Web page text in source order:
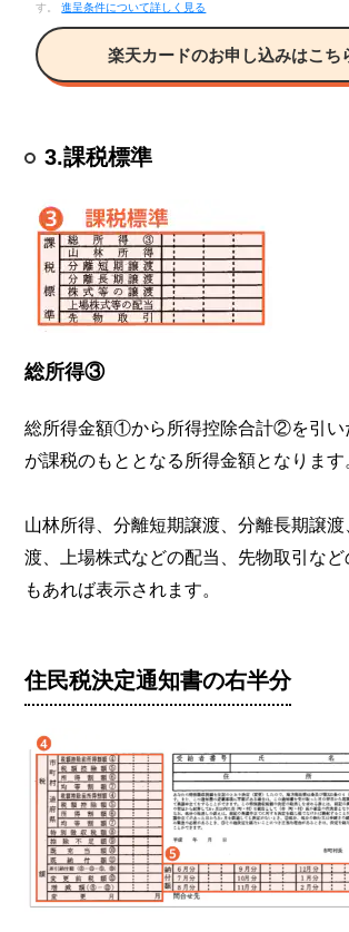
す。進呈条件について詳しく見る
楽天カードのお申し込みはこ
3.課税標準
総所得③
総所得金額①から所得控除合計②を引い
が課税のもととなる所得金額となります
山林所得、分離短期譲渡、分離長期譲
渡、上場株式などの配当、先物取引な
もあれば表示されます。
住民税決定通知書の右半分